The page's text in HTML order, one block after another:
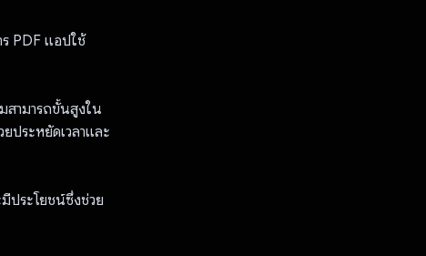
PDF แอปใช้
สามารถขั้นสูงใน
ประหยัดเวลาและ
ประโยชน์ซึ่งช่วย